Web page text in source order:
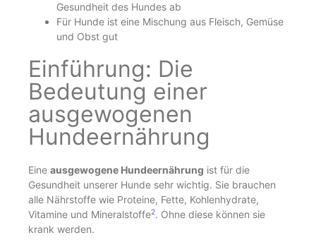
Gesundheit des Hundes ab
Für Hunde ist eine Mischung aus Fleisch, Gemüse
und Obst gut
Einführung: Die
Bedeutung einer
ausgewogenen
Hundeernährung
Eine ausgewogene Hundeernährung ist für die
Gesundheit unserer Hunde sehr wichtig. Sie brauchen
alle Nährstoffe wie Proteine, Fette, Kohlenhydrate,
Vitamine und Mineralstoffe2. Ohne diese können sie
krank werden.